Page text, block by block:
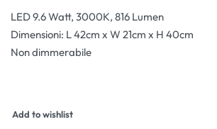
LED 9.6 Watt, 3000K, 816 Lumen
Dimensioni: L 42cm x W 21cm x H 40cm
Non dimmerabile
Add to wishlist